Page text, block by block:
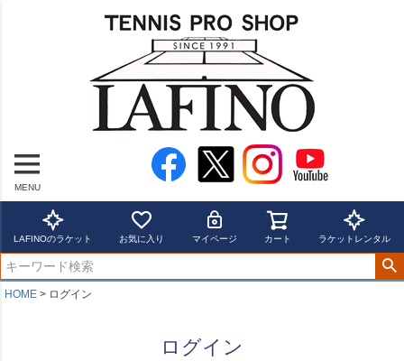
MENU
LAFINOのラケット お気に入り マイページ カート ラケットレンタル
HOME ログイン
ログイン